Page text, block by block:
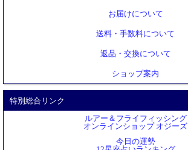
お届けについて
送料・手数料について
返品・交換について
ショップ案内
特別総合リンク
ルアー＆フライフィッシング
オンラインショップ オジーズ
今日の運勢